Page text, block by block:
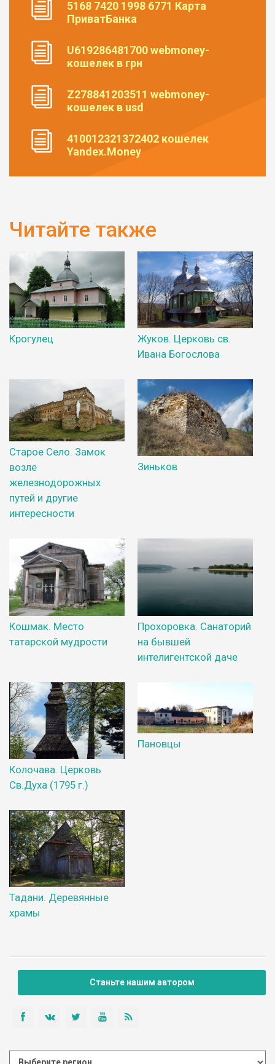
5168 7420 1998 6771 Карта
ПриватБанка
U619286481700 webmoney-
кошелек в грн
Z278841203511 webmoney-
кошелек в usd
410012321372402 кошелек
Yandex.Money
Читайте также
Крогулец
Жуков. Церковь св.
Ивана Богослова
Старое Село. Замок
возле
железнодорожных
путей и другие
интересности
Зиньков
Кошмак. Место
татарской мудрости
Прохоровка. Санаторий
на бывшей
интелигентской даче
Колочава. Церковь
Св.Духа (1795 г.)
Пановцы
Тадани. Деревянные
храмы
Станьте нашим автором